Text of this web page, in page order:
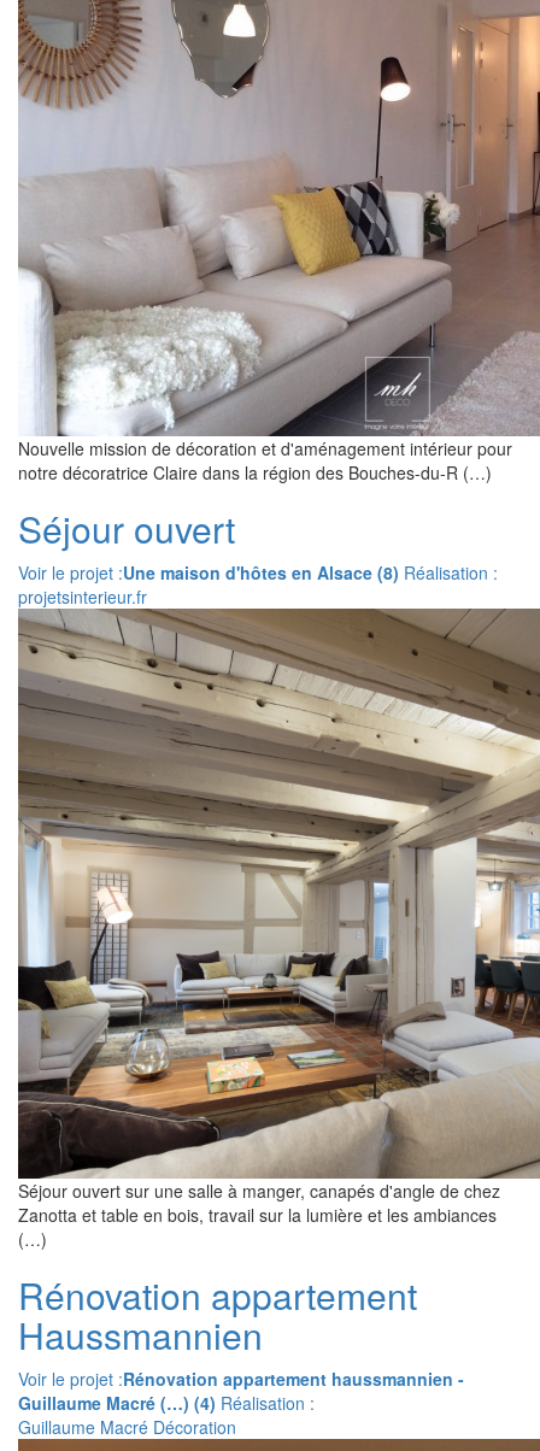
Nouvelle mission de décoration et d'aménagement intérieur pour
notre décoratrice Claire dans la région des Bouches-du-R (…)
Séjour ouvert
Voir le projet :Une maison d'hôtes en Alsace (8) Réalisation :
projetsinterieur.fr
Séjour ouvert sur une salle à manger, canapés d'angle de chez
Zanotta et table en bois, travail sur la lumière et les ambiances
(…)
Rénovation appartement
Haussmannien
Voir le projet :Rénovation appartement haussmannien -
Guillaume Macré (…) (4) Réalisation :
Guillaume Macré Décoration